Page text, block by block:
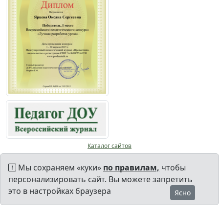
Каталог сайтов
Мы сохраняем «куки» по правилам, чтобы
персонализировать сайт. Вы можете запретить
это в настройках браузера
Ясно